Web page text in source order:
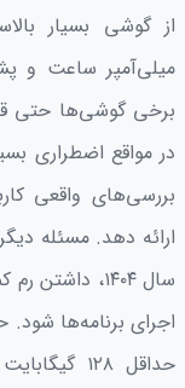
میلی‌آمپر ساعت و
برخی گوشی‌ها حتی
در مواقع اضطراری
بررسی‌های واقعی
ارائه دهد. مسئله
اجرای برنامه‌ها شود.
حداقل